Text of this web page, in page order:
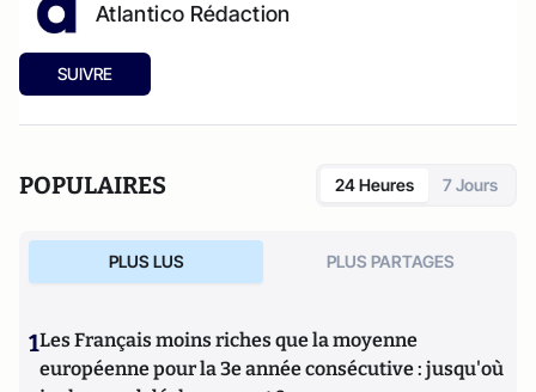
Atlantico Rédaction
SUIVRE
POPULAIRES 24 Heures 7 Jours
PLUS LUS PLUS PARTAGES
1Les Français moins riches que la moyenne
européenne pour la 3e année consécutive : jusqu'où